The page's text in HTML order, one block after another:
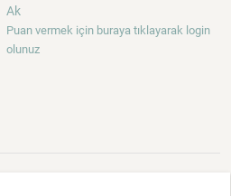
Ak
Puan vermek için buraya tıklayarak login
olunuz